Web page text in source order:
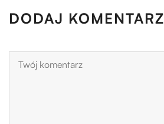
DODAJ KOMENTARZ